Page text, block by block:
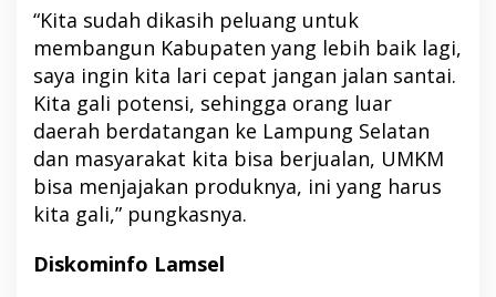
“Kita sudah dikasih peluang untuk
membangun Kabupaten yang lebih baik lagi,
saya ingin kita lari cepat jangan jalan santai.
Kita gali potensi, sehingga orang luar
daerah berdatangan ke Lampung Selatan
dan masyarakat kita bisa berjualan, UMKM
bisa menjajakan produknya, ini yang harus
kita gali,” pungkasnya.
Diskominfo Lamsel